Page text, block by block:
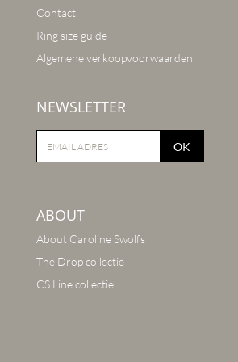
Contact
Ring size guide
Algemene verkoopvoorwaarden
NEWSLETTER
OK
ABOUT
About Caroline Swolfs
The Drop collectie
CS Line collectie